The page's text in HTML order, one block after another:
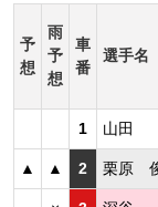
予
想
雨
予
想
車
番
選手名
1 山田
▲ ▲ 2 栗原